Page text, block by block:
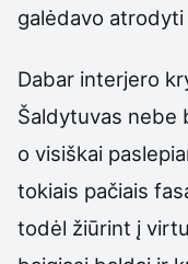
galėdavo
Dabar interjero
Šaldytuvas nebe
o visiškai
tokiais pačiais
todėl žiūrint į